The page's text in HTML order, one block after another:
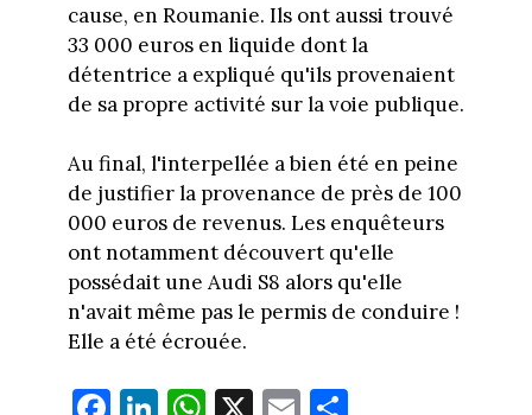
cause, en Roumanie. Ils ont aussi trouvé
33 000 euros en liquide dont la
détentrice a expliqué qu'ils provenaient
de sa propre activité sur la voie publique.
Au final, l'interpellée a bien été en peine
de justifier la provenance de près de 100
000 euros de revenus. Les enquêteurs
ont notamment découvert qu'elle
possédait une Audi S8 alors qu'elle
n'avait même pas le permis de conduire !
Elle a été écrouée.